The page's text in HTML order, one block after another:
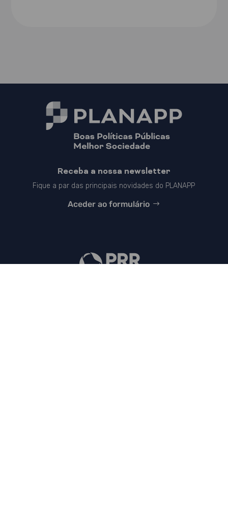
Receba a nossa newsletter
Fique a par das principais novidades do PLANAPP
Aceder ao formulário